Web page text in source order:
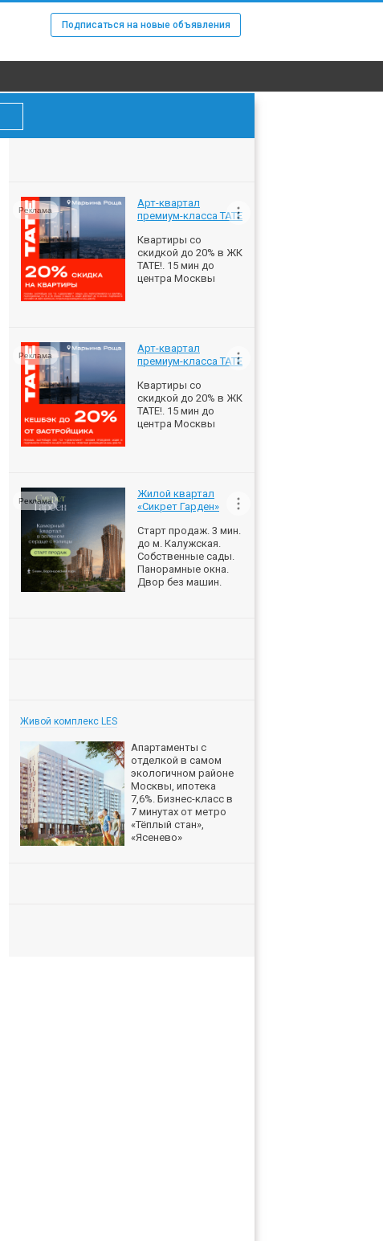
Подписаться на новые объявления
Арт-квартал
премиум-класса ТАТЕ
Квартиры со
скидкой до 20% в ЖК
ТАТЕ!. 15 мин до
центра Москвы
Реклама
Арт-квартал
премиум-класса ТАТЕ
Квартиры со
скидкой до 20% в ЖК
ТАТЕ!. 15 мин до
центра Москвы
Реклама
Жилой квартал
«Сикрет Гарден»
Старт продаж. 3 мин.
до м. Калужская.
Собственные сады.
Панорамные окна.
Двор без машин.
Реклама
Живой комплекс LES
Апартаменты с
отделкой в самом
экологичном районе
Москвы, ипотека
7,6%. Бизнес-класс в
7 минутах от метро
«Тёплый стан»,
«Ясенево»